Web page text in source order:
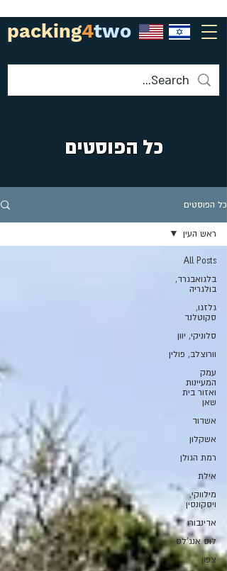
packing4two
כל הפוסטים
כל הפוסטים
All Posts
בלגואבגרד,
בולגריה
גלזגו,
סקוטלנד
סלוניקי, יוון
וורוצלב, פולין
עמק
המעיינות
ואזור בית
שאן
אשדוד
אשקלון
רמת הגולן
אילת
מילווקי,
ויסקונסין
אדינבורו
לוס אנג'לס
צפון
ראש העין